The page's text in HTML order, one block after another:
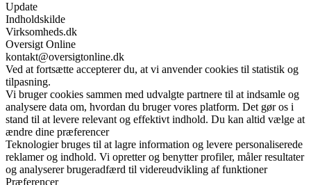
Update
Indholdskilde
Virksomheds.dk
Oversigt Online
kontakt@oversigtonline.dk
Ved at fortsætte accepterer du, at vi anvender cookies til statistik og
tilpasning.
Vi bruger cookies sammen med udvalgte partnere til at indsamle og
analysere data om, hvordan du bruger vores platform. Det gør os i
stand til at levere relevant og effektivt indhold. Du kan altid vælge at
ændre dine præferencer
Teknologier bruges til at lagre information og levere personaliserede
reklamer og indhold. Vi opretter og benytter profiler, måler resultater
og analyserer brugeradfærd til videreudvikling af funktioner
Præferencer